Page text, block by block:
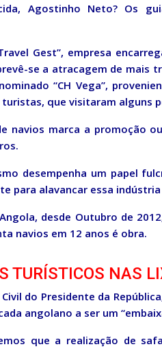
Agostinho Neto? Os
Gest”, empresa
se a atracagem de mais
“CH Vega”,
que visitaram alguns
navios marca a promoção
desempenha um papel
para alavancar essa
desde Outubro de
navios em 12 anos é obra.
TURÍSTICOS NAS
do Presidente da
angolano a ser um
que a realização de